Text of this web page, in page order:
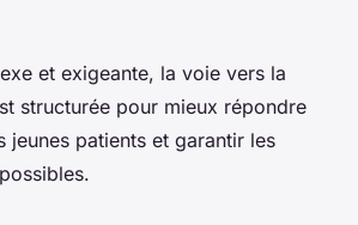
et exigeante, la voie vers la
structurée pour mieux répondre
jeunes patients et garantir les